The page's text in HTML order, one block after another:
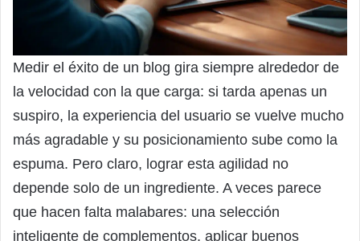
Medir el éxito de un blog gira siempre alrededor de
la velocidad con la que carga: si tarda apenas un
suspiro, la experiencia del usuario se vuelve mucho
más agradable y su posicionamiento sube como la
espuma. Pero claro, lograr esta agilidad no
depende solo de un ingrediente. A veces parece
que hacen falta malabares: una selección
inteligente de complementos, aplicar buenos